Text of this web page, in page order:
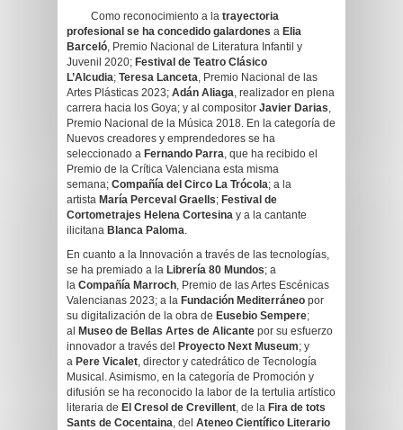
Como reconocimiento a la trayectoria
profesional se ha concedido galardones a Elia
Barceló, Premio Nacional de Literatura Infantil y
Juvenil 2020; Festival de Teatro Clásico
L’Alcudia; Teresa Lanceta, Premio Nacional de las
Artes Plásticas 2023; Adán Aliaga, realizador en plena
carrera hacia los Goya; y al compositor Javier Darias,
Premio Nacional de la Música 2018. En la categoría de
Nuevos creadores y emprendedores se ha
seleccionado a Fernando Parra, que ha recibido el
Premio de la Crítica Valenciana esta misma
semana; Compañía del Circo La Trócola; a la
artista María Perceval Graells; Festival de
Cortometrajes Helena Cortesina y a la cantante
ilicitana Blanca Paloma.
En cuanto a la Innovación a través de las tecnologías,
se ha premiado a la Librería 80 Mundos; a
la Compañía Marroch, Premio de las Artes Escénicas
Valencianas 2023; a la Fundación Mediterráneo por
su digitalización de la obra de Eusebio Sempere;
al Museo de Bellas Artes de Alicante por su esfuerzo
innovador a través del
Proyecto Next Museum; y
a Pere Vicalet, director y catedrático de Tecnología
Musical. Asimismo, en la categoría de Promoción y
difusión se ha reconocido la labor de la tertulia artístico
literaria de El Cresol de Crevillent, de la Fira de tots
Sants de Cocentaina, del Ateneo Científico Literario